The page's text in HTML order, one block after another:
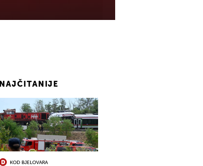
NAJČITANIJE
KOD BJELOVARA